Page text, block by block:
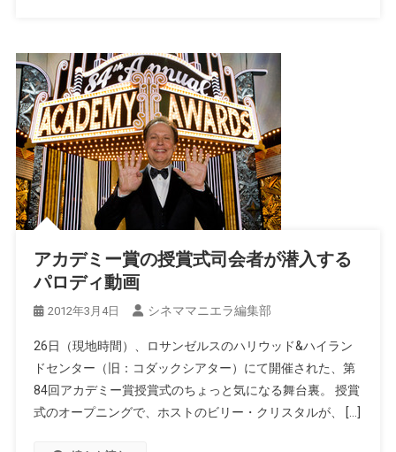
アカデミー賞の授賞式司会者が潜入する
パロディ動画
2012年3月4日 シネママニエラ編集部
26日（現地時間）、ロサンゼルスのハリウッド&ハイラン
ドセンター（旧：コダックシアター）にて開催された、第
84回アカデミー賞授賞式のちょっと気になる舞台裏。 授賞
式のオープニングで、ホストのビリー・クリスタルが、 […]